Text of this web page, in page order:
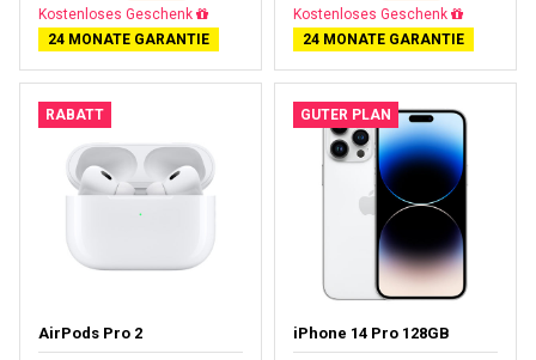
Gratisversand
24 MONATE GARANTIE
Gratisversand
24 MONATE GARANTIE
RABATT
AirPods Pro 2
GUTER PLAN
iPhone 14 Pro 128GB